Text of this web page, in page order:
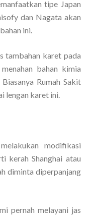
tipe Japan
dan Nagata akan
ini.
tambahan karet pada
bahan kimia
Rumah Sakit
lengan karet ini.
modifikasi
kerah Shanghai atau
diminta diperpanjang
pernah melayani jas